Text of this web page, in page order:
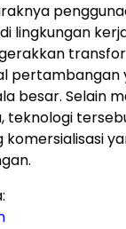
lingkungan
pertambangan
besar. Selain
teknologi